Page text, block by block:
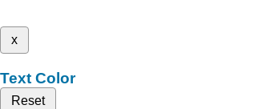
x
Text Color
Reset